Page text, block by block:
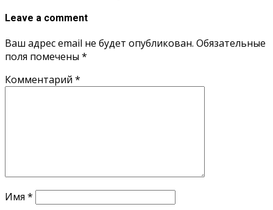
Leave a comment
Ваш адрес email не будет опубликован. Обязательные
поля помечены *
Комментарий *
Имя *